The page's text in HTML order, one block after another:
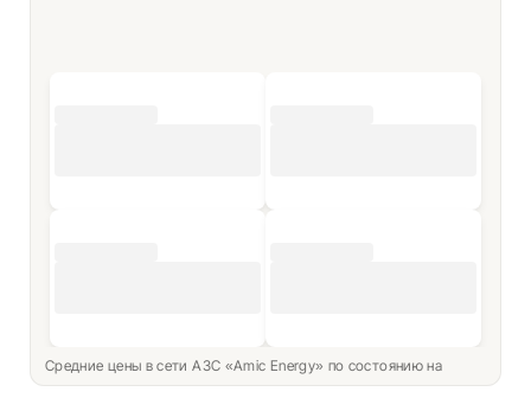
Средние цены в сети АЗС «Amic Energy» по состоянию на